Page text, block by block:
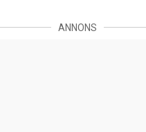
ANNONS